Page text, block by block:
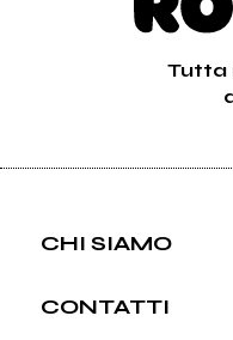
Tutta
CHI SIAMO
CONTATTI